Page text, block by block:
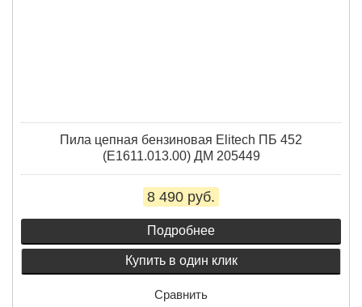
Пила цепная бензиновая Elitech ПБ 452
(E1611.013.00) ДМ 205449
8 490 руб.
Подробнее
Купить в один клик
Сравнить